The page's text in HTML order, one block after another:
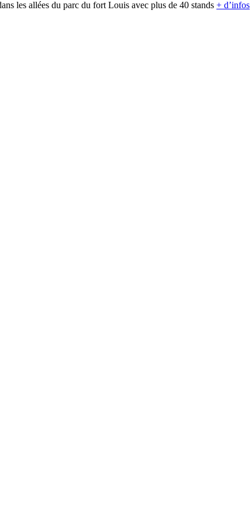
les allées du parc du fort Louis avec plus de 40 stands+ d’infos